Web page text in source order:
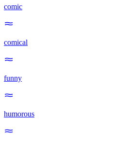
comic
comical
funny
humorous